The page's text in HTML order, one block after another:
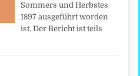
Sommers und Herbstes
1897 ausgeführt worden
ist. Der Bericht ist teils